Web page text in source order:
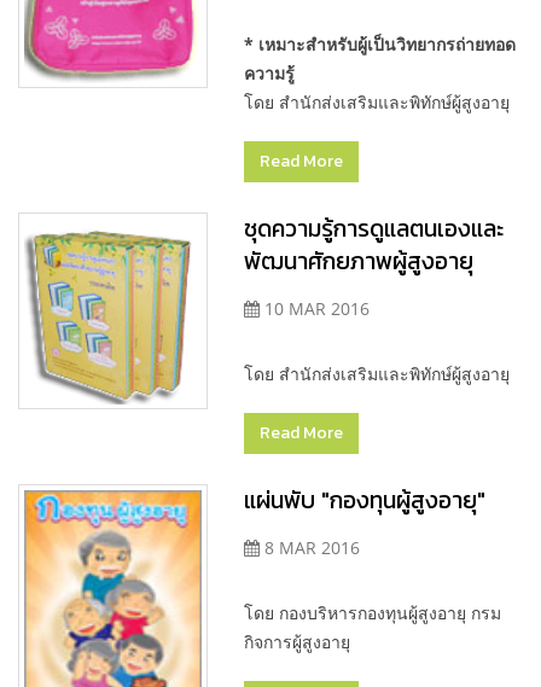
* เหมาะสำหรับผู้เป็นวิทยากรถ่ายทอด
ความรู้
โดย สำนักส่งเสริมและพิทักษ์ผู้สูงอายุ
Read More
ชุดความรู้การดูแลตนเองและ
พัฒนาศักยภาพผู้สูงอายุ
10 MAR 2016
โดย สำนักส่งเสริมและพิทักษ์ผู้สูงอายุ
Read More
แผ่นพับ "กองทุนผู้สูงอายุ"
8 MAR 2016
โดย กองบริหารกองทุนผู้สูงอายุ กรม
กิจการผู้สูงอายุ